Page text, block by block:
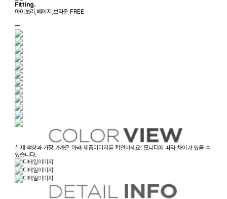
Fitting.
아이보리,베이지,브라운 FREE
ㅡ
실제 색상과 가장 가까운 아래 제품이미지를 확인하세요! 모니터에 따라 차이가 있을 수
있습니다.